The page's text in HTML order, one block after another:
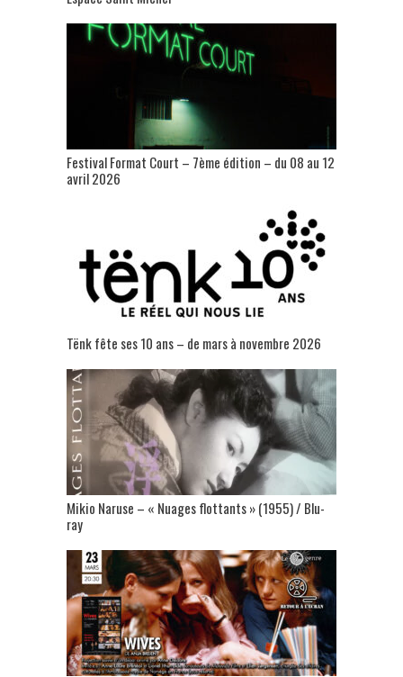
Festival Format Court – 7ème édition – du 08 au 12
avril 2026
Tënk fête ses 10 ans – de mars à novembre 2026
Mikio Naruse – « Nuages flottants » (1955) / Blu-
ray